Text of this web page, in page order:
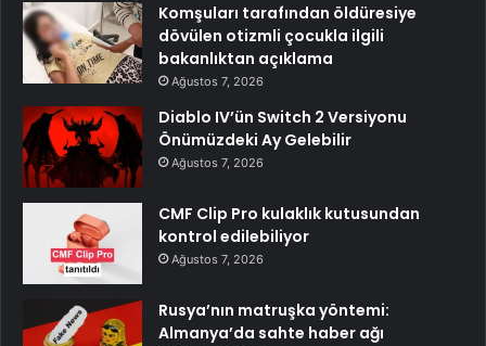
Komşuları tarafından öldüresiye
dövülen otizmli çocukla ilgili
bakanlıktan açıklama
Ağustos 7, 2026
Diablo IV’ün Switch 2 Versiyonu
Önümüzdeki Ay Gelebilir
Ağustos 7, 2026
CMF Clip Pro kulaklık kutusundan
kontrol edilebiliyor
Ağustos 7, 2026
Rusya’nın matruşka yöntemi:
Almanya’da sahte haber ağı